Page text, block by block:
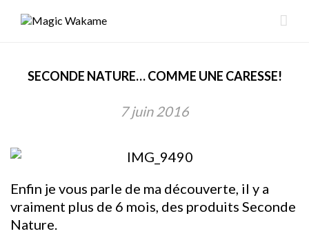
SECONDE NATURE… COMME UNE CARESSE!
7 juin 2016
Enfin je vous parle de ma découverte, il y a
vraiment plus de 6 mois, des produits Seconde
Nature.